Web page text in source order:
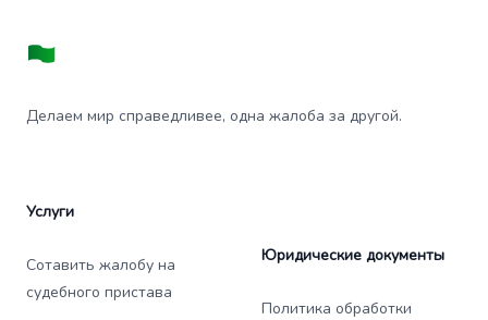
Делаем мир справедливее, одна жалоба за другой.
Услуги
Сотавить жалобу на
судебного пристава
Юридические документы
Политика обработки